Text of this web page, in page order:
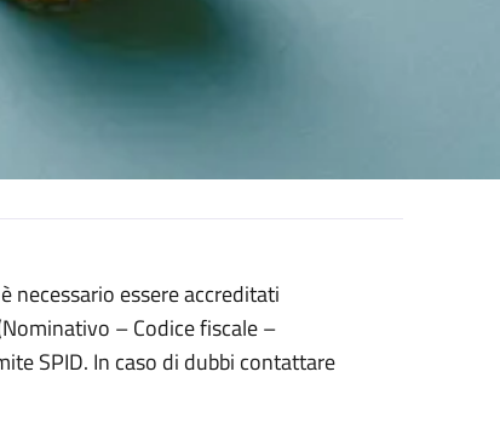
necessario essere accreditati
– Codice fiscale –
SPID. In caso di dubbi contattare